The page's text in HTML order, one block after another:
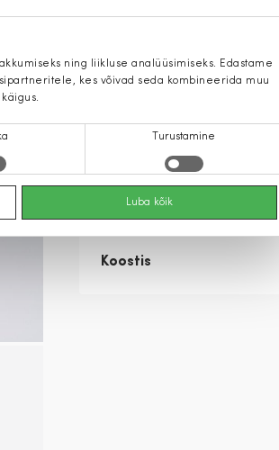
ning liikluse analüüsimiseks. Edastame
kes võivad seda kombineerida muu
Turustamine
Luba kõik
Tootekirjeldus
Koostis